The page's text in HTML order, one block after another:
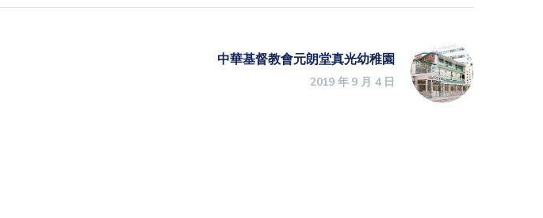
中華基督教會元朗堂真光幼稚園
2019 年 9 月 4 日